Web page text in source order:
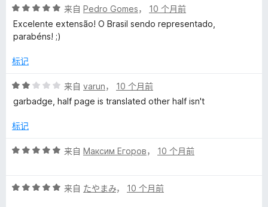
评
分
5
5
来自 Pedro Gomes， 10 个月前
Excelente extensão! O Brasil sendo representado,
parabéns! ;)
标记
评
分
/
来自 varun， 10 个月前
garbadge, half page is translated other half isn't
标记
评
/
来自 Максим Егоров， 10 个月前
评
来自 たやまみ， 10 个月前